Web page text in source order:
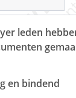
leden
en bindend